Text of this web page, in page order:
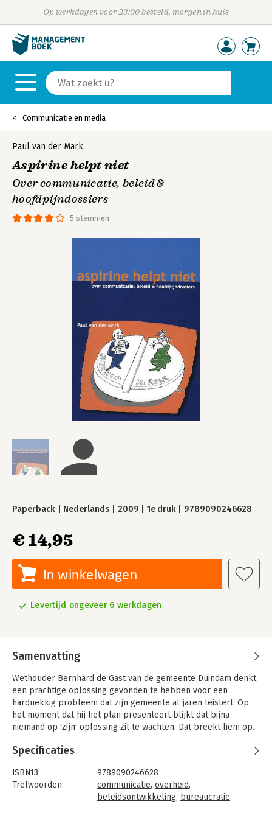
Op werkdagen voor 23:00 besteld, morgen in huis
Communicatie en media
5 stemmen
Paul van der Mark
Aspirine helpt niet
Over communicatie, beleid &
hoofdpijndossiers
Paperback Nederlands 2009 1e druk 9789090246628
€ 14,95
In winkelwagen
Levertijd ongeveer 6 werkdagen
Samenvatting
Wethouder Bernhard de Gast van de gemeente Duindam denkt
een prachtige oplossing gevonden te hebben voor een
hardnekkig probleem dat zijn gemeente al jaren teistert. Op
het moment dat hij het plan presenteert blijkt dat bijna
niemand op 'zijn' oplossing zit te wachten. Dat breekt hem op.
Peeters een echt hoofdpijndossier. Afgaand op zijn gevoel en
de kloof tussen de samenleving en bestuur te dichten. Dat
kost hem en zijn collega's veel hoofdbrekers en
overtuigingskracht. Of ze er in slagen dit zonder
Specificaties
ISBN13:
9789090246628
Trefwoorden:
communicatie, overheid,
beleidsontwikkeling, bureaucratie